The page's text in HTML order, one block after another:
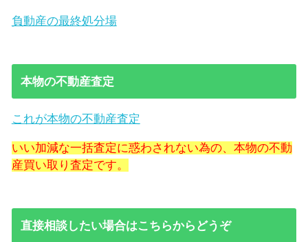
負動産の最終処分場
本物の不動産査定
これが本物の不動産査定
いい加減な一括査定に惑わされない為の、本物の不動
産買い取り査定です。
直接相談したい場合はこちらからどうぞ